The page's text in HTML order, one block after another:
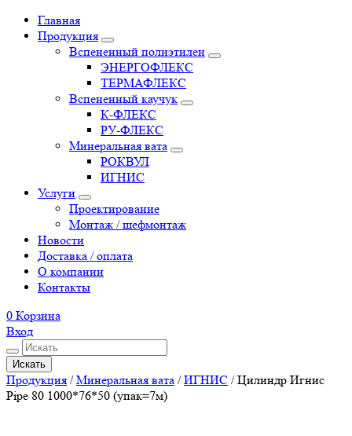
Главная
Продукция
Вспененный полиэтилен
ЭНЕРГОФЛЕКС
ТЕРМАФЛЕКС
Вспененный каучук
К-ФЛЕКС
РУ-ФЛЕКС
Минеральная вата
РОКВУЛ
ИГНИС
Услуги
Проектирование
Монтаж / шефмонтаж
Новости
Доставка / оплата
О компании
Контакты
0 Корзина
Вход
Искать
Продукция /Минеральная вата /ИГНИС /Цилиндр Игнис
Pipe 80 1000*76*50 (упак=7м)